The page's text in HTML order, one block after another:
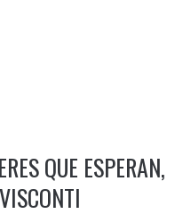
QUE ESPERAN,